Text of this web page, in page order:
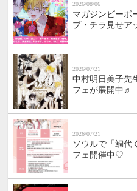
2026/08/06
マガジンビーボ
プ・チラ見せア
2026/07/21
中村明日美子先
フェが展開中♬
2026/07/21
ソウルで「鯛代
フェ開催中♡